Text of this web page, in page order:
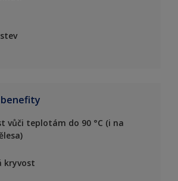
vůči teplotám do 90 °C (i na
kryvost